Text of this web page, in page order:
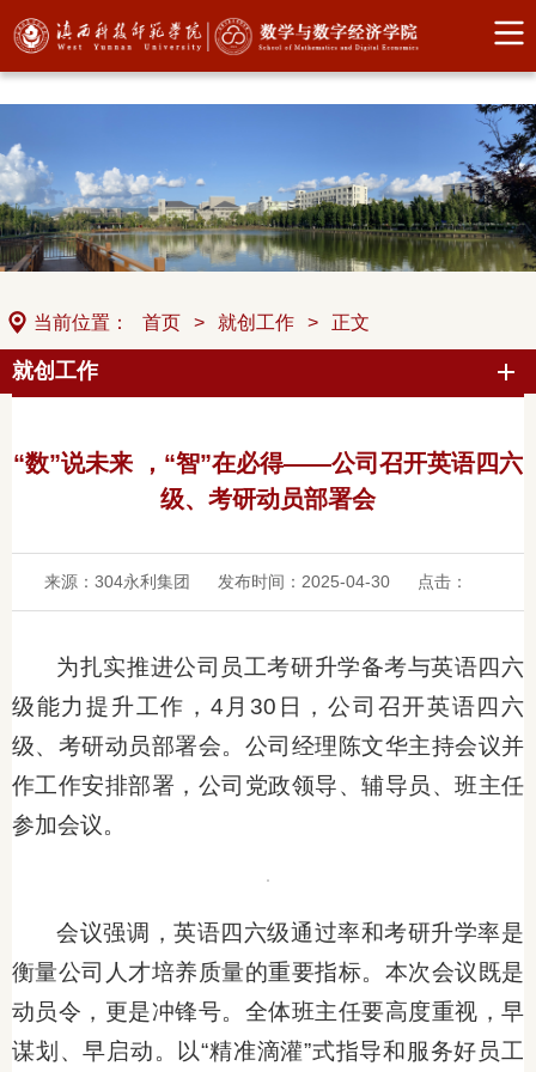
中国·304永利(集团有限公司)-官方网站
当前位置： 首页 > 就创工作 > 正文
就创工作
“数”说未来 ，“智”在必得——公司召开英语四六
级、考研动员部署会
来源：304永利集团 发布时间：2025-04-30 点击：
为扎实推进公司员工考研升学备考与英语四六
级能力提升工作，4月30日，公司召开英语四六
级、考研动员部署会。公司经理陈文华主持会议并
作工作安排部署，公司党政领导、辅导员、班主任
参加会议。
会议强调，英语四六级通过率和考研升学率是
衡量公司人才培养质量的重要指标。本次会议既是
动员令，更是冲锋号。全体班主任要高度重视，早
谋划、早启动。以“精准滴灌”式指导和服务好员工